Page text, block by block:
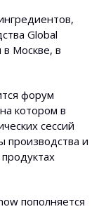
Global
Москве, в
форум
котором в
сессий
производства и
пополняется